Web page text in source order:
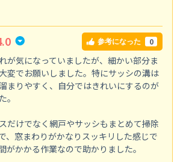
参考になった 0
が気になっていましたが、細かい部分ま
変でお願いしました。特にサッシの溝は
まりやすく、自分ではきれいにするのが
。
だけでなく網戸やサッシもまとめて掃除
、窓まわりがかなりスッキリした感じで
がかかる作業なので助かりました。